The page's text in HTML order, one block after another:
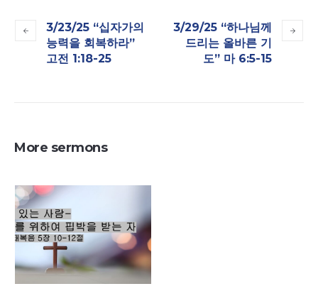
3/23/25 “십자가의
능력을 회복하라”
고전 1:18-25
3/29/25 “하나님께
드리는 올바른 기
도” 마 6:5-15
More sermons